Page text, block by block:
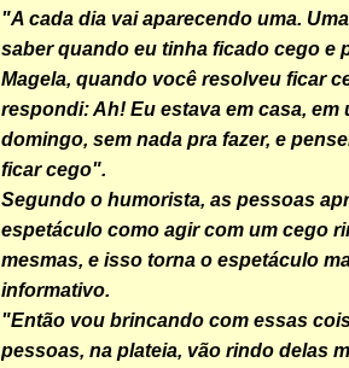
"A cada dia vai aparecendo uma.
saber quando eu tinha ficado cego e
Magela, quando você resolveu ficar
respondi: Ah! Eu estava em casa, em
domingo, sem nada pra fazer, e
ficar cego".
Segundo o humorista, as pessoas
espetáculo como agir com um cego
mesmas, e isso torna o espetáculo
informativo.
"Então vou brincando com essas
pessoas, na plateia, vão rindo delas